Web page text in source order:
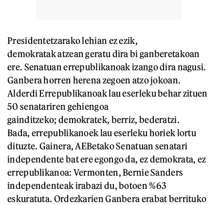
Presidentetzarako lehian ez ezik,
demokratak atzean geratu dira bi ganberetakoan
ere. Senatuan errepublikanoak izango dira nagusi.
Ganbera horren herena zegoen atzo jokoan.
Alderdi Errepublikanoak lau eserleku behar zituen
50 senatariren gehiengoa
gainditzeko; demokratek, berriz, bederatzi.
Bada, errepublikanoek lau eserleku horiek lortu
dituzte. Gainera, AEBetako Senatuan senatari
independente bat ere egongo da, ez demokrata, ez
errepublikanoa: Vermonten, Bernie Sanders
independenteak irabazi du, botoen %63
eskuratuta. Ordezkarien Ganbera erabat berrituko